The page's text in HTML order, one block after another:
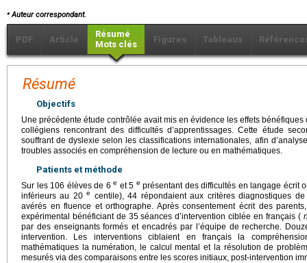
⁎Auteur correspondant.
PDF Article
Résumé
Mots clés
Figures Tableaux
Résumé
Objectifs
Une précédente étude contrôlée avait mis en évidence les effets
collégiens rencontrant des difficultés d’apprentissages. Cette étude
souffrant de dyslexie selon les classifications internationales, afin
troubles associés en compréhension de lecture ou en mathématiques.
Patients et méthode
Sur les 106 élèves de 6 e et 5 e présentant des difficultés en langage écrit
inférieurs au 20e
centile), 44 répondaient aux critères diagnostiques
avérés en fluence et orthographe. Après consentement écrit des
expérimental bénéficiant de 35 séances d’intervention ciblée en français (
par des enseignants formés et encadrés par l’équipe de recherche.
intervention. Les interventions ciblaient en français la
mathématiques la numération, le calcul mental et la résolution de
mesurés via des comparaisons entre les scores initiaux, post-intervention